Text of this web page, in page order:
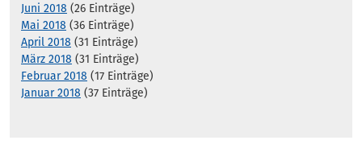
Juni 2018 (26 Einträge)
Mai 2018 (36 Einträge)
April 2018 (31 Einträge)
März 2018 (31 Einträge)
Februar 2018 (17 Einträge)
Januar 2018 (37 Einträge)